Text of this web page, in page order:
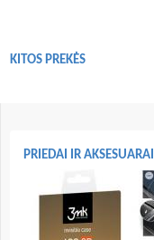
KITOS PREKĖS
PRIEDAI IR AKSESUARAI